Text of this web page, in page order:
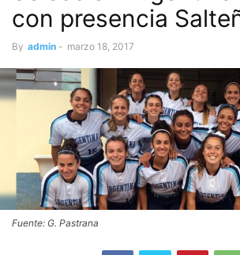
con presencia
By admin - marzo 18, 2017
Fuente: G. Pastrana